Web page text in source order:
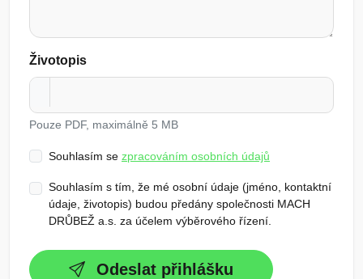
Životopis
Pouze PDF, maximálně 5 MB
Souhlasím se zpracováním osobních údajů
Souhlasím s tím, že mé osobní údaje (jméno, kontaktní
údaje, životopis) budou předány společnosti MACH
DRŮBEŽ a.s. za účelem výběrového řízení.
Odeslat přihlášku